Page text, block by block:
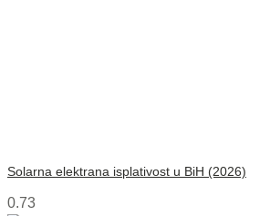
Solarna elektrana isplativost u BiH (2026)